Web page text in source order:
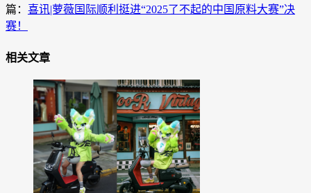
篇： 喜讯|萝薇国际顺利挺进“2025了不起的中国原料大赛”决
赛！
相关文章